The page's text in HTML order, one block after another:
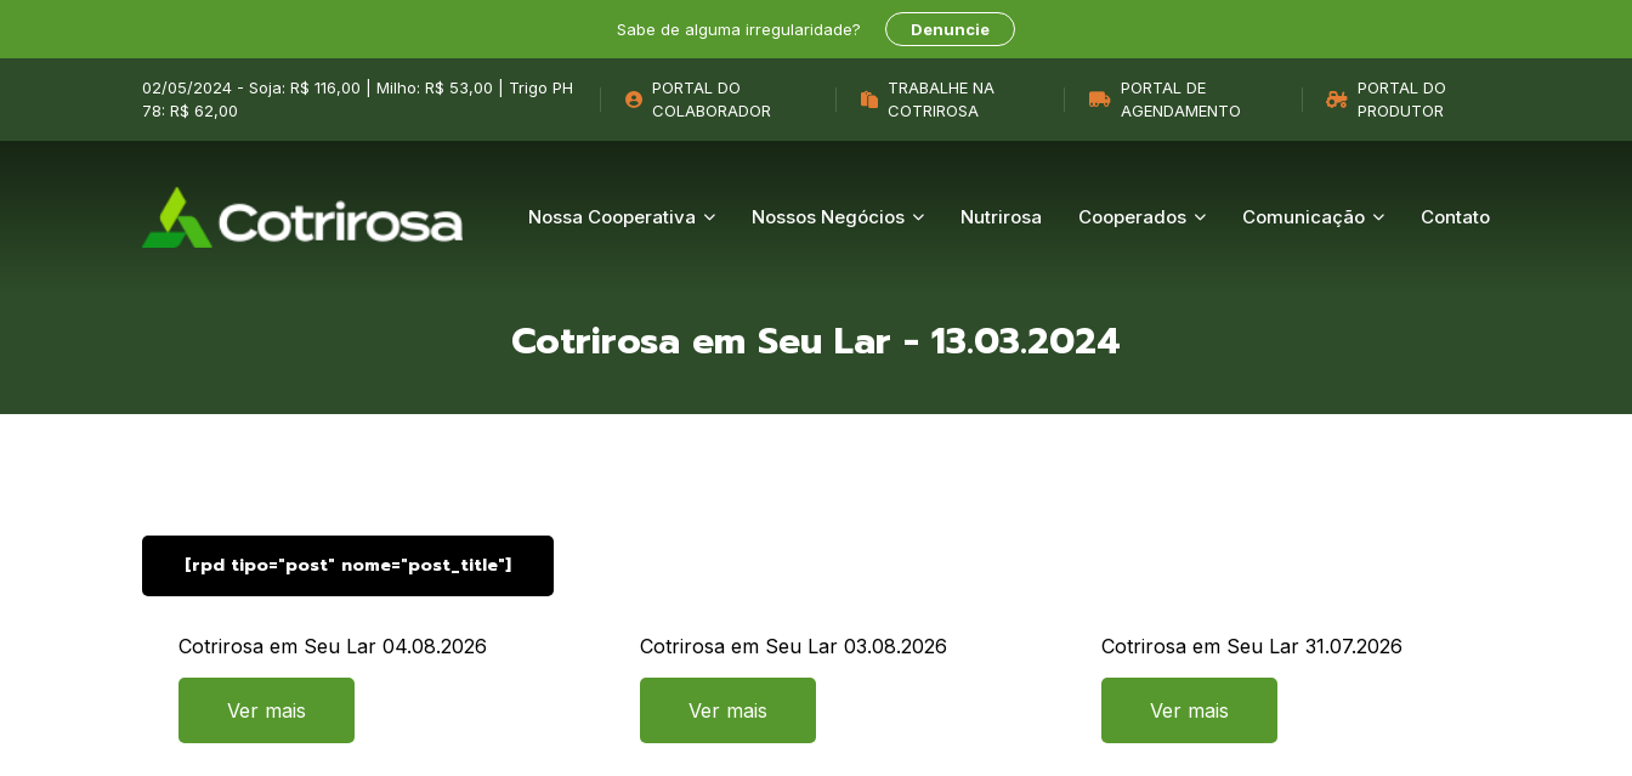
Sabe de alguma irregularidade? Denuncie
02/05/2024 - Soja: R$ 116,00 | Milho: R$ 53,00 | Trigo PH
78: R$ 62,00
PORTAL DO
COLABORADOR
TRABALHE NA
COTRIROSA
PORTAL DE
AGENDAMENTO
PORTAL DO
PRODUTOR
Nossa Cooperativa Nossos Negócios Nutrirosa Cooperados Comunicação Contato
Cotrirosa em Seu Lar - 13.03.2024
[rpd tipo="post" nome="post_title"]
Cotrirosa em Seu Lar 04.08.2026
Ver mais
Cotrirosa em Seu Lar 03.08.2026
Ver mais
Cotrirosa em Seu Lar 31.07.2026
Ver mais